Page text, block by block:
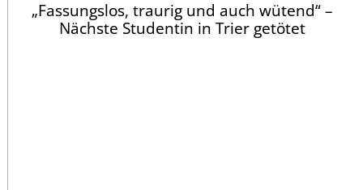
„Fassungslos, traurig und auch wütend“ –
Nächste Studentin in Trier getötet